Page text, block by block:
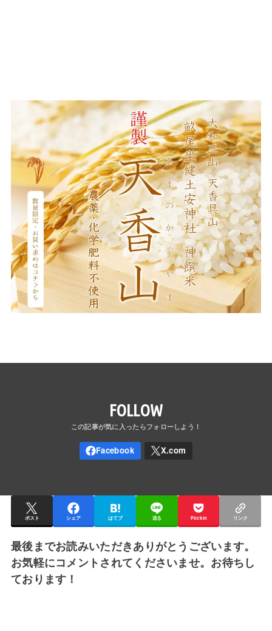
FOLLOW
ポスト シェア はてブ 送る Pocket リンク
最後までお読みいただきありがとうございます。
お気軽にコメントされてくださいませ。お待ちし
ております！